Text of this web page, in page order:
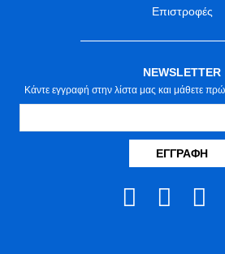
Επιστροφές
NEWSLETTER
Κάντε εγγραφή στην λίστα μας και μάθετε
ΕΓΓΡΑΦΉ